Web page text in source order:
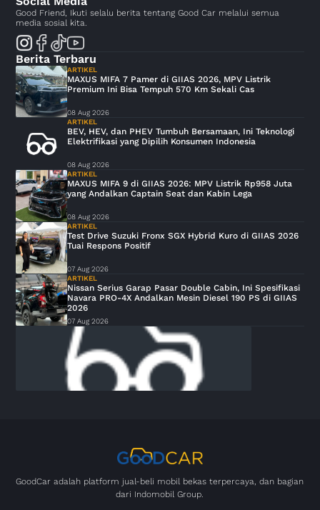
Good Friend, Ikuti selalu berita tentang Good Car melalui semua
media sosial kita.
Berita Terbaru
ARTIKEL
MAXUS MIFA 7 Pamer di GIIAS 2026, MPV Listrik
Premium Ini Bisa Tempuh 570 Km Sekali Cas
08 Aug 2026
ARTIKEL
BEV, HEV, dan PHEV Tumbuh Bersamaan, Ini Teknologi
Elektrifikasi yang Dipilih Konsumen Indonesia
08 Aug 2026
ARTIKEL
MAXUS MIFA 9 di GIIAS 2026: MPV Listrik Rp958 Juta
yang Andalkan Captain Seat dan Kabin Lega
08 Aug 2026
ARTIKEL
Test Drive Suzuki Fronx SGX Hybrid Kuro di GIIAS 2026
Tuai Respons Positif
07 Aug 2026
ARTIKEL
Nissan Serius Garap Pasar Double Cabin, Ini Spesifikasi
Navara PRO-4X Andalkan Mesin Diesel 190 PS di GIIAS
2026
07 Aug 2026
GoodCar adalah platform jual-beli mobil bekas terpercaya, dan bagian
dari Indomobil Group.